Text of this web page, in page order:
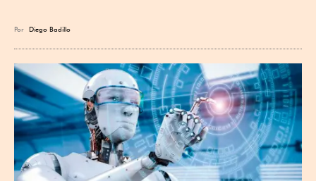
Por Diego Badillo